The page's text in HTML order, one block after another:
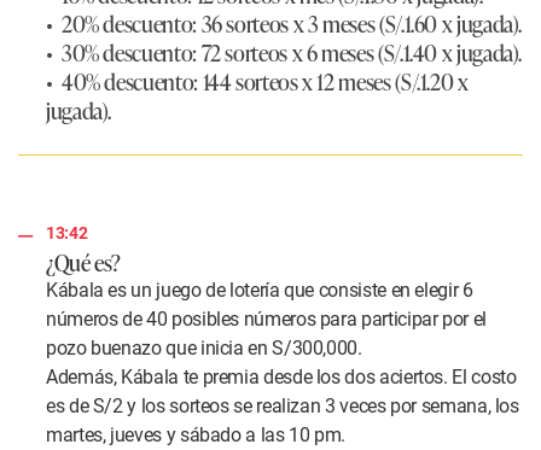
• 20% descuento: 36 sorteos x 3 meses (S/.1.60 x jugada).
• 30% descuento: 72 sorteos x 6 meses (S/.1.40 x jugada).
• 40% descuento: 144 sorteos x 12 meses (S/.1.20 x
jugada).
13:42
¿Qué es?
Kábala es un juego de lotería que consiste en elegir 6
números de 40 posibles números para participar por el
pozo buenazo que inicia en S/300,000.
Además, Kábala te premia desde los dos aciertos. El costo
es de S/2 y los sorteos se realizan 3 veces por semana, los
martes, jueves y sábado a las 10 pm.